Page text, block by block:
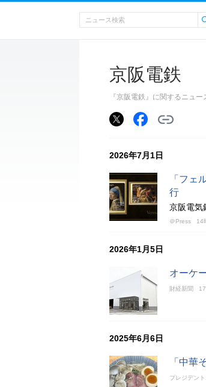
京阪電鉄
『京阪電鉄』に関するニュ
2026年7月1日
「フェ
行
京阪電気
＠Press 14
2026年1月5日
オーケ
財経新聞
2025年6月6日
「中華
プレジデン